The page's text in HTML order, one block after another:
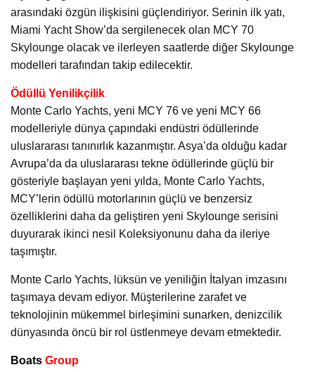
arasındaki özgün ilişkisini güçlendiriyor. Serinin ilk yatı,
Miami Yacht Show’da sergilenecek olan MCY 70
Skylounge olacak ve ilerleyen saatlerde diğer Skylounge
modelleri tarafından takip edilecektir.
Ödüllü Yenilikçilik
Monte Carlo Yachts, yeni MCY 76 ve yeni MCY 66
modelleriyle dünya çapındaki endüstri ödüllerinde
uluslararası tanınırlık kazanmıştır. Asya’da olduğu kadar
Avrupa’da da uluslararası tekne ödüllerinde güçlü bir
gösteriyle başlayan yeni yılda, Monte Carlo Yachts,
MCY’lerin ödüllü motorlarının güçlü ve benzersiz
özelliklerini daha da geliştiren yeni Skylounge serisini
duyurarak ikinci nesil Koleksiyonunu daha da ileriye
taşımıştır.
Monte Carlo Yachts, lüksün ve yeniliğin İtalyan imzasını
taşımaya devam ediyor. Müşterilerine zarafet ve
teknolojinin mükemmel birleşimini sunarken, denizcilik
dünyasında öncü bir rol üstlenmeye devam etmektedir.
Boats Group